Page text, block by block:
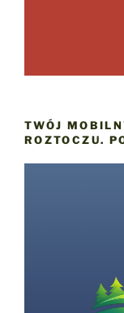
TWÓJ
ROZTOCZU.